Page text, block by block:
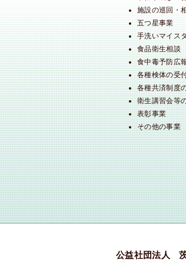
施設の巡回・
五つ星事業
手洗いマイス
食品衛生相談
食中毒予防広
各種検体の受
各種共済制度
衛生講習会等
表彰事業
その他の事業
公益社団法人